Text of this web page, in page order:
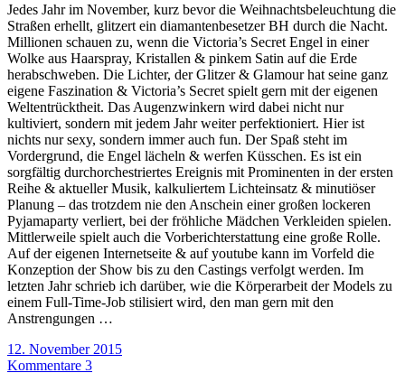
Jedes Jahr im November, kurz bevor die Weihnachtsbeleuchtung die
Straßen erhellt, glitzert ein diamantenbesetzer BH durch die Nacht.
Millionen schauen zu, wenn die Victoria’s Secret Engel in einer
Wolke aus Haarspray, Kristallen & pinkem Satin auf die Erde
herabschweben. Die Lichter, der Glitzer & Glamour hat seine ganz
eigene Faszination & Victoria’s Secret spielt gern mit der eigenen
Weltentrücktheit. Das Augenzwinkern wird dabei nicht nur
kultiviert, sondern mit jedem Jahr weiter perfektioniert. Hier ist
nichts nur sexy, sondern immer auch fun. Der Spaß steht im
Vordergrund, die Engel lächeln & werfen Küsschen. Es ist ein
sorgfältig durchorchestriertes Ereignis mit Prominenten in der ersten
Reihe & aktueller Musik, kalkuliertem Lichteinsatz & minutiöser
Planung – das trotzdem nie den Anschein einer großen lockeren
Pyjamaparty verliert, bei der fröhliche Mädchen Verkleiden spielen.
Mittlerweile spielt auch die Vorberichterstattung eine große Rolle.
Auf der eigenen Internetseite & auf youtube kann im Vorfeld die
Konzeption der Show bis zu den Castings verfolgt werden. Im
letzten Jahr schrieb ich darüber, wie die Körperarbeit der Models zu
einem Full-Time-Job stilisiert wird, den man gern mit den
Anstrengungen …
12. November 2015
Kommentare 3